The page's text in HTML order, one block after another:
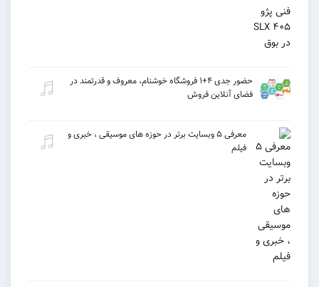
حضور جدی ۴+۱ فروشگاه خوشنام، معروف و قدرتمند در
فضای آنلاین فروش
معرفی ۵ وبسایت برتر در حوزه های موسیقی ، خبری و